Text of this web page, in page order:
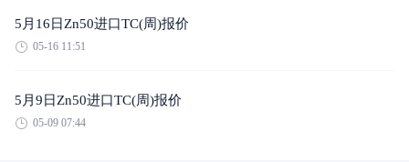
5月16日Zn50进口TC(周)报价
05-16 11:51
5月9日Zn50进口TC(周)报价
05-09 07:44